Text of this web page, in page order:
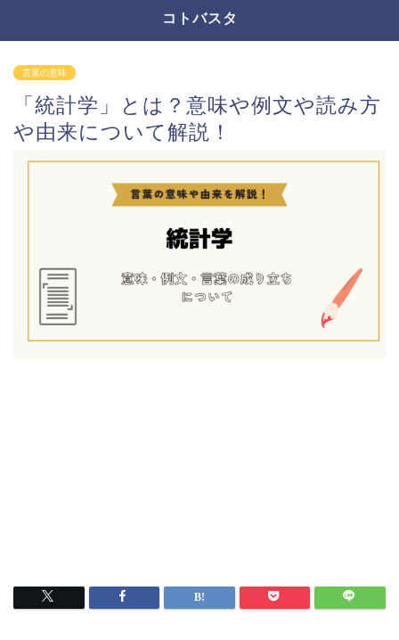
コトバスタ
言葉の意味
「統計学」とは？意味や例文や読み方
や由来について解説！